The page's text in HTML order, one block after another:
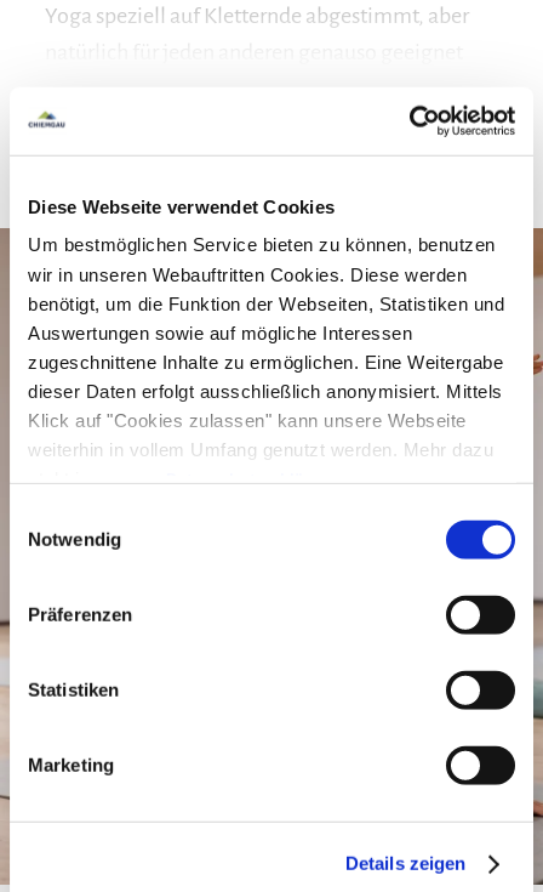
Diese Webseite verwendet Cookies
Um bestmöglichen Service bieten zu können, benutzen
wir in unseren Webauftritten Cookies. Diese werden
benötigt, um die Funktion der Webseiten, Statistiken und
Auswertungen sowie auf mögliche Interessen
zugeschnittene Inhalte zu ermöglichen. Eine Weitergabe
dieser Daten erfolgt ausschließlich anonymisiert. Mittels
Klick auf "Cookies zulassen" kann unsere Webseite
weiterhin in vollem Umfang genutzt werden. Mehr dazu
steht in unserer Datenschutzerklärung.
gelistet.
Notwendig
Präferenzen
Statistiken
Marketing
Details zeigen
Yoga speziell auf Kletternde abgestimmt, aber